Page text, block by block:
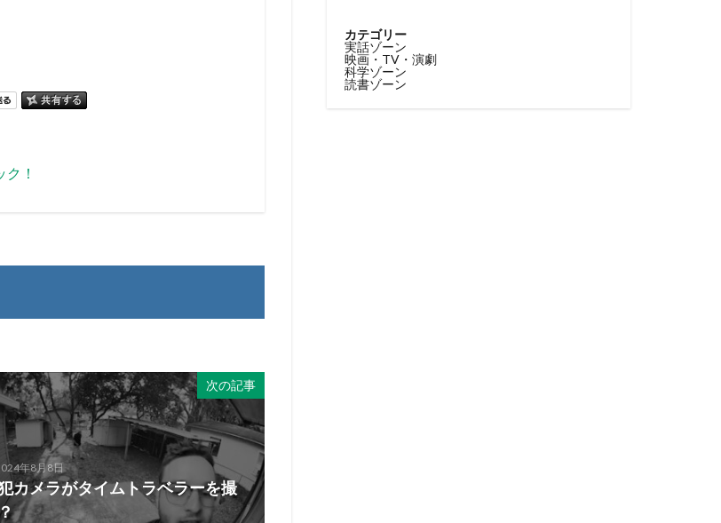
！
次の記事
年8月8日
カメラがタイムトラベラーを撮
カテゴリー
実話ゾーン
映画・TV・演劇
科学ゾーン
読書ゾーン